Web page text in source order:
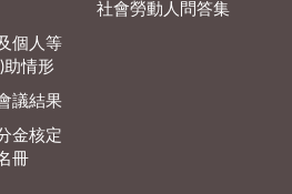
個人等
助情形
議結果
金核定
冊
社會勞動人問答集